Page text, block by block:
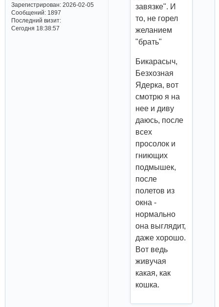
Зарегистрирован: 2026-02-05
Сообщений:1897
Последний визит:
Сегодня 18:38:57
завязке". И
то, не горел
желанием
"брать"
Бикарасыч,
Безхозная
Ядерка, вот
смотрю я на
нее и диву
даюсь, после
всех
просолок и
гниющих
подмышек,
после
полетов из
окна -
нормально
она выглядит,
даже хорошо.
Вот ведь
живучая
какая, как
кошка.